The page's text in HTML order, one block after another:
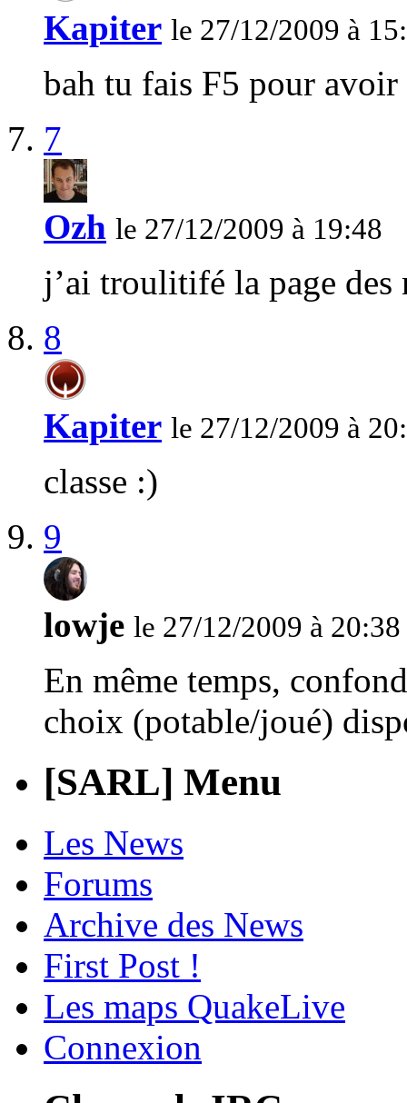
Kapiter le 27/12/2009 à
bah tu fais F5 pour avoir
7
Ozh le 27/12/2009 à 19:48
j’ai troulitifé la page des
8
Kapiter le 27/12/2009 à
classe :)
9
lowje le 27/12/2009 à 20:38
En même temps,
choix (potable/joué)
[SARL] Menu
Les News
Forums
Archive des News
First Post !
Les maps QuakeLive
Connexion